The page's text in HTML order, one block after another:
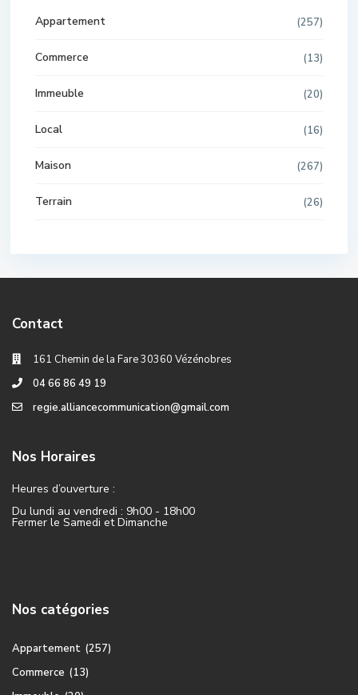
Appartement (257)
Commerce (13)
Immeuble (20)
Local (16)
Maison (267)
Terrain (26)
Contact
161 Chemin de la Fare 30360 Vézénobres
04 66 86 49 19
regie.alliancecommunication@gmail.com
Nos Horaires
Heures d’ouverture :
Du lundi au vendredi : 9h00 - 18h00
Fermer le Samedi et Dimanche
Nos catégories
Appartement (257)
Commerce (13)